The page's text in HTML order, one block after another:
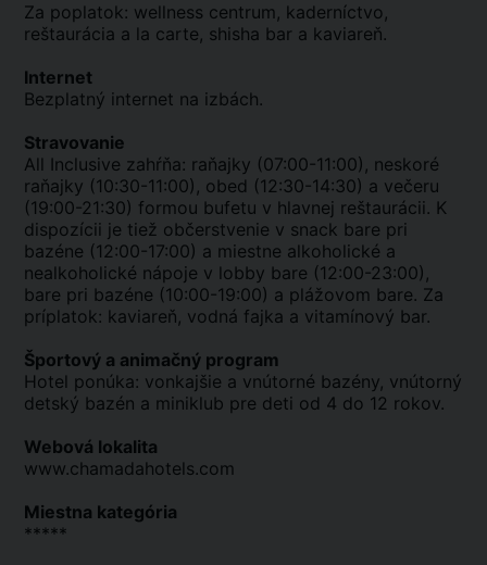
Za poplatok: wellness centrum, kaderníctvo,
reštaurácia a la carte, shisha bar a kaviareň.
Internet
Bezplatný internet na izbách.
Stravovanie
All Inclusive zahŕňa: raňajky (07:00-11:00), neskoré
raňajky (10:30-11:00), obed (12:30-14:30) a večeru
(19:00-21:30) formou bufetu v hlavnej reštaurácii. K
dispozícii je tiež občerstvenie v snack bare pri
bazéne (12:00-17:00) a miestne alkoholické a
nealkoholické nápoje v lobby bare (12:00-23:00),
bare pri bazéne (10:00-19:00) a plážovom bare. Za
príplatok: kaviareň, vodná fajka a vitamínový bar.
Športový a animačný program
Hotel ponúka: vonkajšie a vnútorné bazény, vnútorný
detský bazén a miniklub pre deti od 4 do 12 rokov.
Webová lokalita
www.chamadahotels.com
Miestna kategória
*****